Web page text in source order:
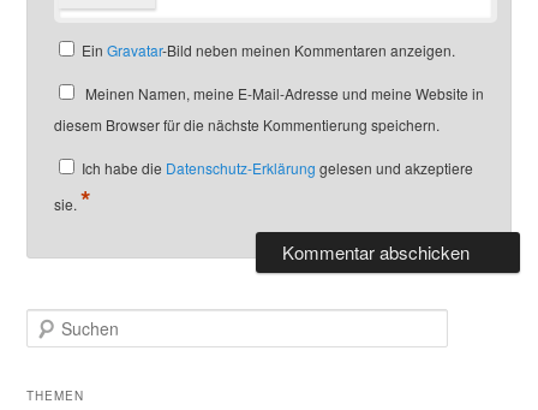
EinGravatar-Bild neben meinen Kommentaren anzeigen.
Meinen Namen, meine E-Mail-Adresse und meine Website in
diesem Browser für die nächste Kommentierung speichern.
Ich habe die Datenschutz-Erklärung gelesen und akzeptiere
sie. *
u
h
THEMEN